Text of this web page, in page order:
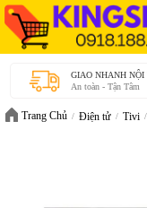
GIAO NHANH NỘI
An toàn - Tận Tâm
Trang Chủ Điện tử Tivi